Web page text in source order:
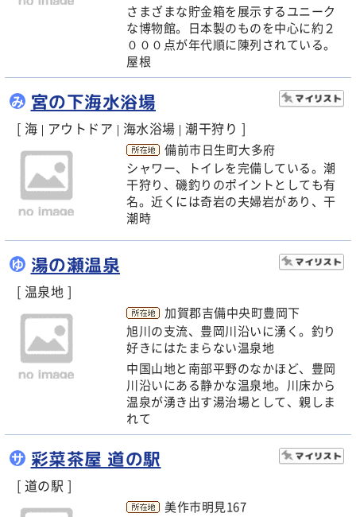
さまざまな貯金箱を展示するユニーク
な博物館。日本製のものを中心に約２
０００点が年代順に陳列されている。
屋根
み 宮の下海水浴場
[ 海 | アウトドア | 海水浴場 | 潮干狩り ]
備前市日生町大多府
シャワー、トイレを完備している。潮
干狩り、磯釣りのポイントとしても有
名。近くには奇岩の夫婦岩があり、干
潮時
ゆ 湯の瀬温泉
[ 温泉地 ]
加賀郡吉備中央町豊岡下
旭川の支流、豊岡川沿いに湧く。釣り
好きにはたまらない温泉地
中国山地と南部平野のなかほど、豊岡
川沿いにある静かな温泉地。川床から
温泉が湧き出す湯治場として、親しま
れて
サ 彩菜茶屋 道の駅
[ 道の駅 ]
美作市明見167